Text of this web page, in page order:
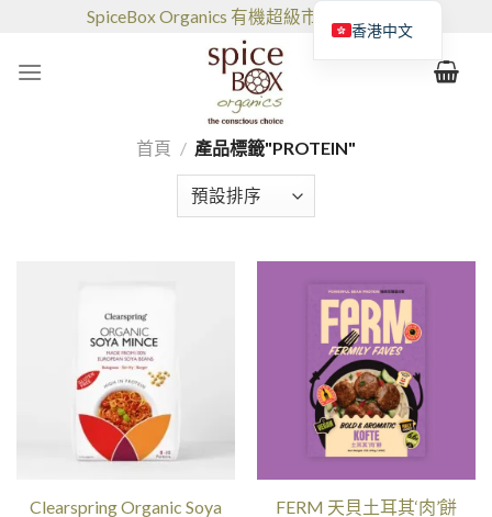
SpiceBox Organics 有機超級市場和咖啡館
首頁 / 產品標籤"PROTEIN"
Clearspring Organic Soya
FERM 天貝土耳其‘肉’餅
香港中文